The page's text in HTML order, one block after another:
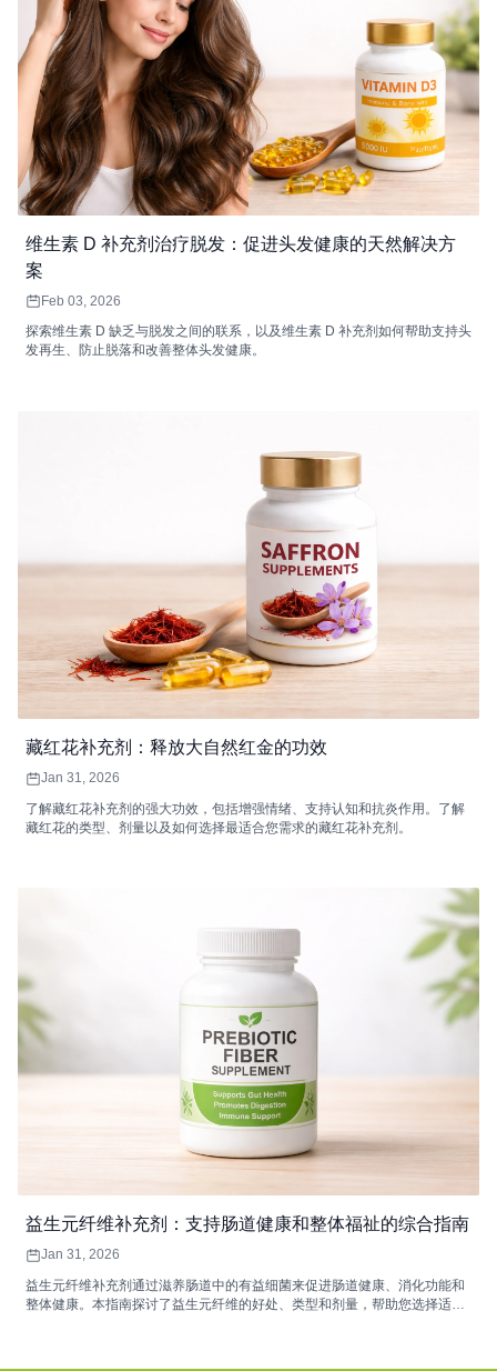
维生素 D 补充剂治疗脱发：促进头发健康的天然解决方
案
Feb 03, 2026
探索维生素 D 缺乏与脱发之间的联系，以及维生素 D 补充剂如何帮助支持头
发再生、防止脱落和改善整体头发健康。
藏红花补充剂：释放大自然红金的功效
Jan 31, 2026
了解藏红花补充剂的强大功效，包括增强情绪、支持认知和抗炎作用。了解
藏红花的类型、剂量以及如何选择最适合您需求的藏红花补充剂。
益生元纤维补充剂：支持肠道健康和整体福祉的综合指南
Jan 31, 2026
益生元纤维补充剂通过滋养肠道中的有益细菌来促进肠道健康、消化功能和
整体健康。本指南探讨了益生元纤维的好处、类型和剂量，帮助您选择适合